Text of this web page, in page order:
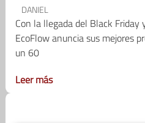
DANIEL
Con la llegada del Black
EcoFlow anuncia sus mejores
un 60
Leer más